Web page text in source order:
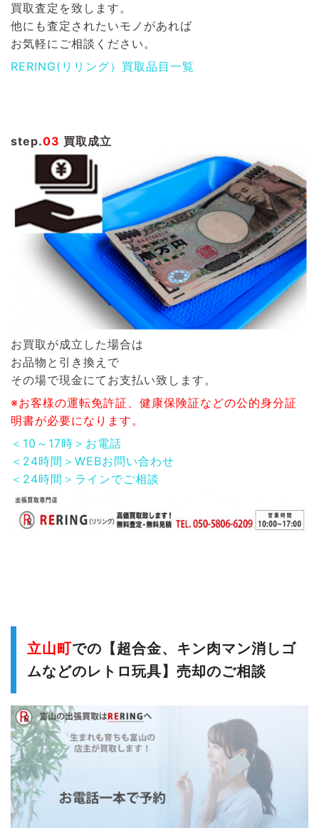
買取査定を致します。
他にも査定されたいモノがあれば
お気軽にご相談ください。
RERING(リリング）買取品目一覧
step.03 買取成立
お買取が成立した場合は
お品物と引き換えで
その場で現金にてお支払い致します。
※お客様の運転免許証、健康保険証などの公的身分証
明書が必要になります。
＜10～17時＞お電話
＜24時間＞WEBお問い合わせ
＜24時間＞ラインでご相談
立山町での【超合金、キン肉マン消しゴ
ムなどのレトロ玩具】売却のご相談